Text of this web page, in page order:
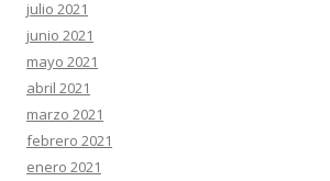
julio 2021
junio 2021
mayo 2021
abril 2021
marzo 2021
febrero 2021
enero 2021